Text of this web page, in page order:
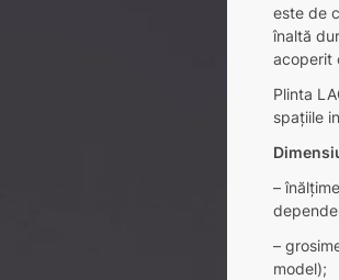
este de
înaltă
acoperit
Plinta
spațiile
–
–
model);